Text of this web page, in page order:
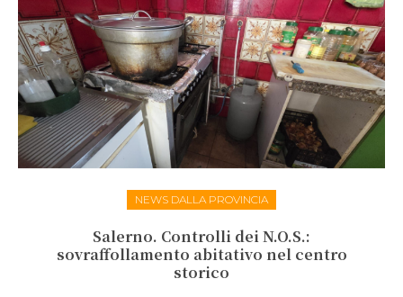
NEWS DALLA PROVINCIA
Salerno. Controlli dei N.O.S.:
sovraffollamento abitativo nel centro
storico